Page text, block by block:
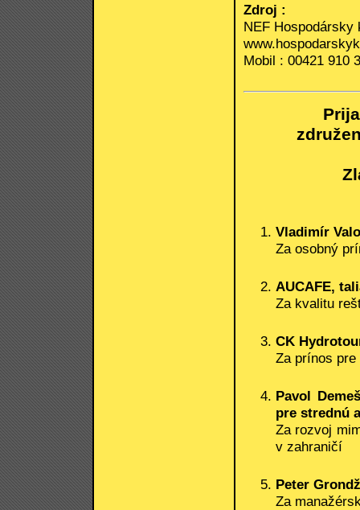
Zdroj :
NEF Hospodársky
Mobil : 00421 910
Vladimír
Za osobný
AUCAFE,
Za kvalitu
CK
Za prínos
Pavol
pre strednú
Za rozvoj
v zahraničí
Peter
Za